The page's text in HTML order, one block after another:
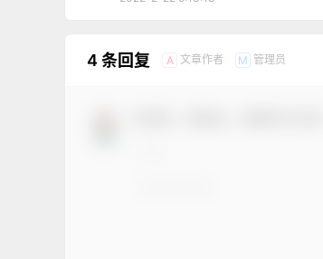
4 条回复 A 文章作者 M 管理员